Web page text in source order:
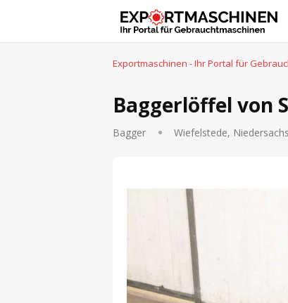
Exportmaschinen - Ihr Portal für
Baggerlöffel von
Bagger Wiefelstede,